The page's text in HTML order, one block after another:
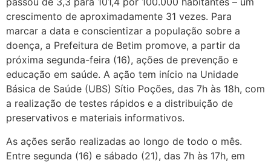
crescimento de aproximadamente 31 vezes. Para
marcar a data e conscientizar a população sobre a
doença, a Prefeitura de Betim promove, a partir da
próxima segunda-feira (16), ações de prevenção e
educação em saúde. A ação tem início na Unidade
Básica de Saúde (UBS) Sítio Poções, das 7h às 18h, com
a realização de testes rápidos e a distribuição de
preservativos e materiais informativos.
As ações serão realizadas ao longo de todo o mês.
Entre segunda (16) e sábado (21), das 7h às 17h, em